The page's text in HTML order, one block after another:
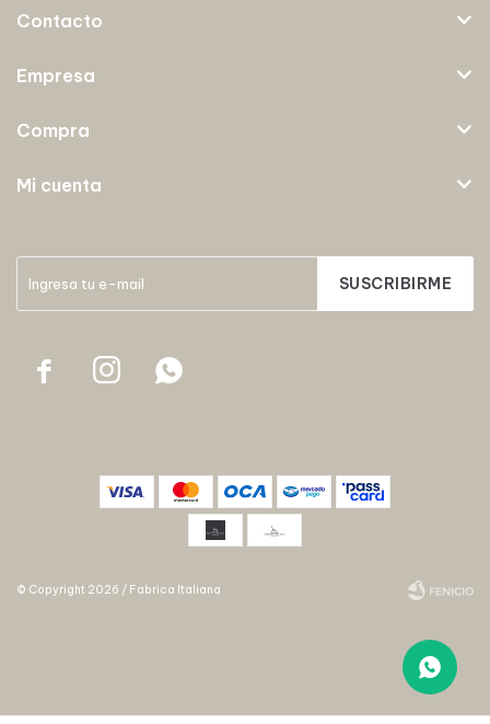
SUSCRIBIRME
  
Contacto
Empresa
Compra
Mi cuenta
© Copyright 2026 / Fabrica Italiana